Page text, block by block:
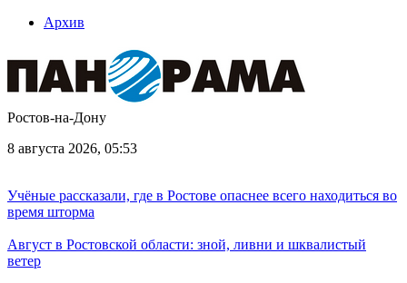
Архив
Ростов-на-Дону
8 августа 2026, 05:53
Учёные рассказали, где в Ростове опаснее всего находиться во
время шторма
Август в Ростовской области: зной, ливни и шквалистый
ветер